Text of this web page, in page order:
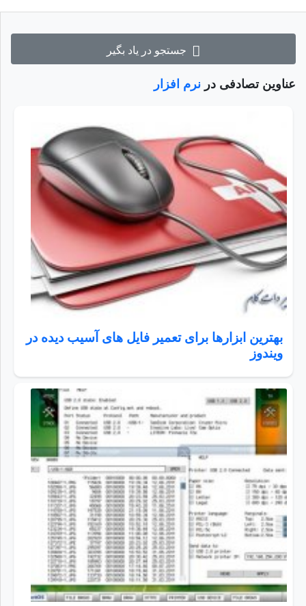
جستجو در یاد بگیر
عناوین تصادفی در نرم افزار
بهترین ابزارها برای تعمیر فایل های آسیب دیده در
ویندوز